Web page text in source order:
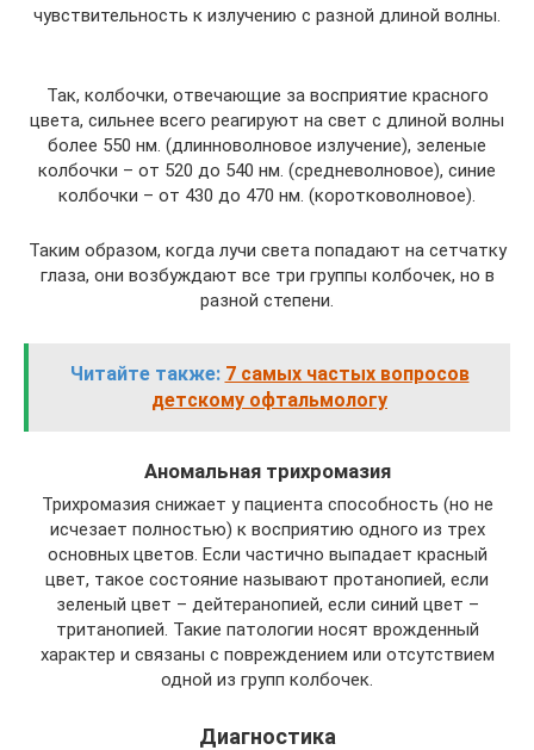
чувствительность к излучению с разной длиной волны.
Так, колбочки, отвечающие за восприятие красного
цвета, сильнее всего реагируют на свет с длиной волны
более 550 нм. (длинноволновое излучение), зеленые
колбочки – от 520 до 540 нм. (средневолновое), синие
колбочки – от 430 до 470 нм. (коротковолновое).
Таким образом, когда лучи света попадают на сетчатку
глаза, они возбуждают все три группы колбочек, но в
разной степени.
Читайте также: 7 самых частых вопросов
детскому офтальмологу
Аномальная трихромазия
Трихромазия снижает у пациента способность (но не
исчезает полностью) к восприятию одного из трех
основных цветов. Если частично выпадает красный
цвет, такое состояние называют протанопией, если
зеленый цвет – дейтеранопией, если синий цвет –
тританопией. Такие патологии носят врожденный
характер и связаны с повреждением или отсутствием
одной из групп колбочек.
Диагностика